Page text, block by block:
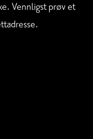
Vennligst prøv et